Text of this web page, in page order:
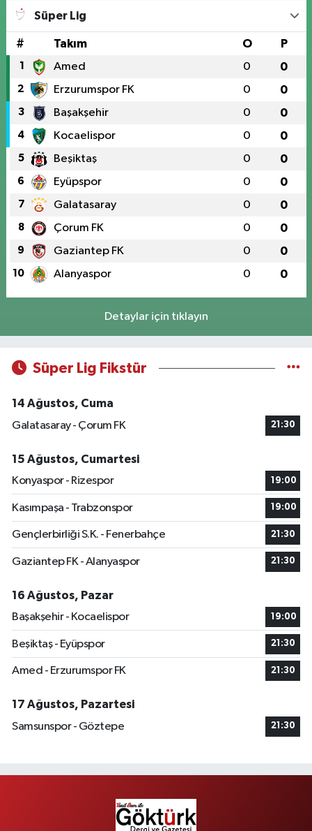
Süper Lig
# Takım O P
1 Amed 0 0
2 Erzurumspor FK 0 0
3 Başakşehir 0 0
4 Kocaelispor 0 0
5 Beşiktaş 0 0
6 Eyüpspor 0 0
7 Galatasaray 0 0
8 Çorum FK 0 0
9 Gaziantep FK 0 0
10 Alanyaspor 0 0
Detaylar için tıklayın
Süper Lig Fikstür
14 Ağustos, Cuma
Galatasaray - Çorum FK
21:30
15 Ağustos, Cumartesi
Konyaspor - Rizespor
19:00
Kasımpaşa - Trabzonspor 19:00
Gençlerbirliği S.K. - Fenerbahçe 21:30
Gaziantep FK - Alanyaspor 21:30
16 Ağustos, Pazar
Başakşehir - Kocaelispor
19:00
Beşiktaş - Eyüpspor 21:30
Amed - Erzurumspor FK 21:30
17 Ağustos, Pazartesi
Samsunspor - Göztepe
21:30